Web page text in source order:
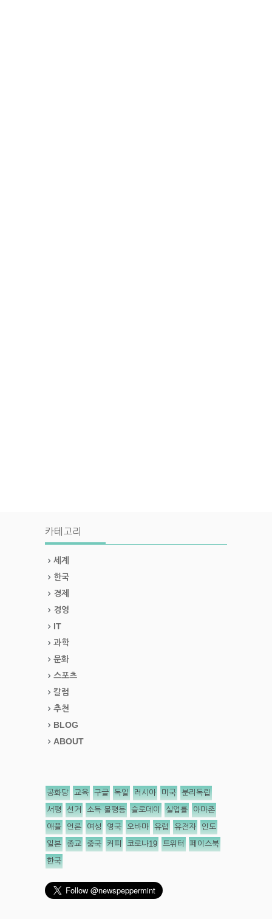
카테고리
세계
한국
경제
경영
IT
과학
문화
스포츠
칼럼
추천
BLOG
ABOUT
공화당 교육 구글 독일 러시아 미국 분리독립
서평 선거 소득 불평등 슬로데이 실업률 아마존
애플 언론 여성 영국 오바마 유럽 유전자 인도
일본 종교 중국 커피 코로나19 트위터 페이스북
한국